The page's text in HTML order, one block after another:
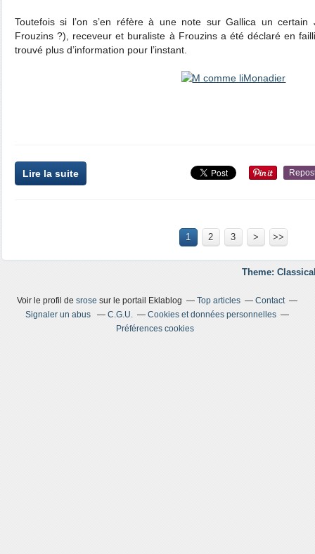
Toutefois si l’on s’en réfère à une note sur Gallica un
Frouzins ?), receveur et buraliste à Frouzins a été déclaré en
trouvé plus d’information pour l’instant.
Lire la suite
1 2 3 > >>
Theme:
Voir le profil desrose sur le portail Eklablog Top articles
Contact
Signaler un abus
C.G.U.
Cookies et données personnelles
Préférences cookies